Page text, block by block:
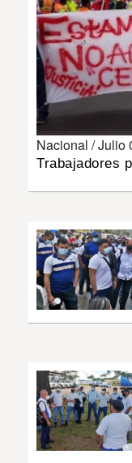
IMPRESO
Nacional /Julio
Trabajadores